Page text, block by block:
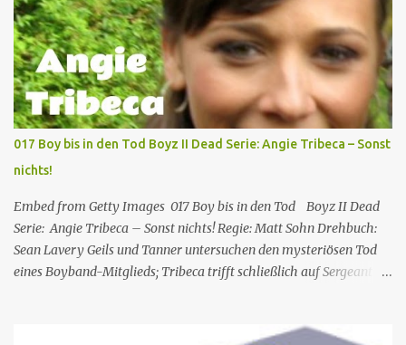
wird einer der Besitzer, Charlie Taylor, erstochen in seinem
Zimmer aufgefunden, aber ein vertrauenswürdiger Zeuge, da es
sich um Humphrey selbst handelt, kann bestätigen, dass zwischen
dem Zeitpunkt, als Charlie in sein Zimmer ging, und dem
Zeitpunkt, als seine Leiche gefunden wurde, niemand nach oben
gegangen ist. Humphrey nimmt Martha mit auf eine Privatinsel,
wo es ein Hotel namens Hotel Cecile gibt, das den Taylor-Brüdern
(Elliot und Charlie) gehört. Während Humphrey und Martha
gemeinsam im Speisesa...
017 Boy bis in den Tod Boyz II Dead Serie: Angie Tribeca – Sonst
nichts!
Embed from Getty Images 017 Boy bis in den Tod Boyz II Dead
Serie: Angie Tribeca – Sonst nichts! Regie: Matt Sohn Drehbuch:
Sean Lavery Geils und Tanner untersuchen den mysteriösen Tod
eines Boyband-Mitglieds; Tribeca trifft schließlich auf Sergeant
Rubinek, Chris Kirkpatrick, Aaron Carter, Colton Dunn und Joe